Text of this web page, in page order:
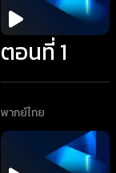
ตอนที่ 1
พากย์ไทย